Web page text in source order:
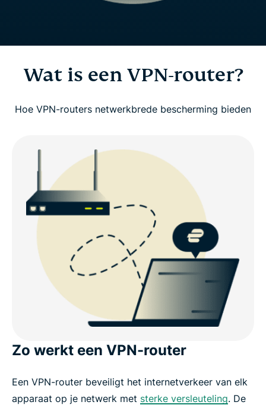
Wat is een VPN-router?
Hoe VPN-routers netwerkbrede bescherming bieden
Zo werkt een VPN-router
Een VPN-router beveiligt het internetverkeer van elk
apparaat op je netwerk met sterke versleuteling. De